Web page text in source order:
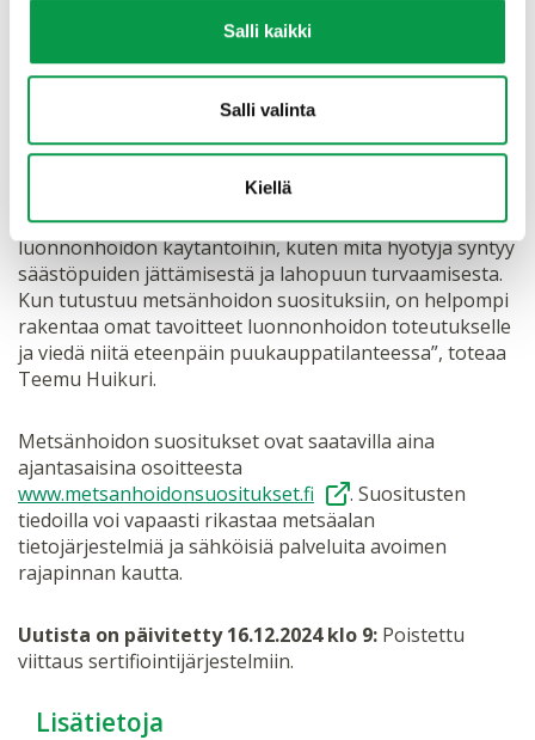
Salli kaikki
Salli valinta
Kiellä
Metsänhoidon suositusten lukijaa auttaa laajan
tekoälyavusteinen hakutoiminto. Tekoälylle voi esittää
kysymyksiä ja se koostaa vastauksen suositusten
asiantuntijoiden kirjoittamiin suositusartikkeleihin.
“Lukuvinkkinä suosittelisin tutustumaan erityisesti
luonnonhoidon käytäntöihin, kuten mitä hyötyjä syntyy
säästöpuiden jättämisestä ja lahopuun turvaamisesta.
Kun tutustuu metsänhoidon suosituksiin, on helpompi
rakentaa omat tavoitteet luonnonhoidon toteutukselle
ja viedä niitä eteenpäin puukauppatilanteessa”, toteaa
Teemu Huikuri.
Metsänhoidon suositukset ovat saatavilla aina
ajantasaisina osoitteesta
www.metsanhoidonsuositukset.fi
. Suositusten
tiedoilla voi vapaasti rikastaa metsäalan
tietojärjestelmiä ja sähköisiä palveluita avoimen
rajapinnan kautta.
Uutista on päivitetty 16.12.2024 klo 9: Poistettu
viittaus sertifiointijärjestelmiin.
Lisätietoja